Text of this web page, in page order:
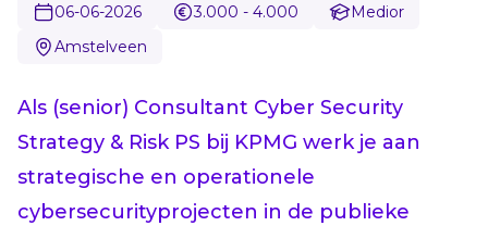
06-06-2026 3.000 - 4.000
Medior
Amstelveen
Als (senior) Consultant Cyber Security
Strategy & Risk PS bij KPMG werk je aan
strategische en operationele
cybersecurityprojecten in de publieke